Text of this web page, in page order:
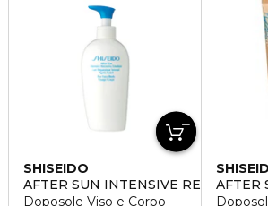
SHISEIDO
AFTER SUN INTENSIVE RECOVERY
Doposole Viso e Corpo
AFTER